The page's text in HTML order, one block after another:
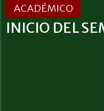
ACADÉMICO
INICIO DEL